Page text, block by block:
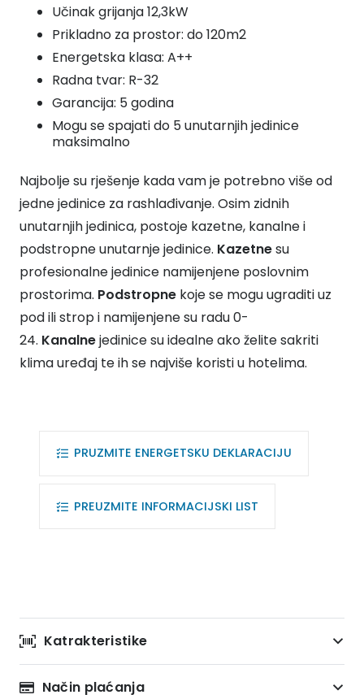
Učinak grijanja 12,3kW
Prikladno za prostor: do 120m2
Energetska klasa: A++
Radna tvar: R-32
Garancija: 5 godina
Mogu se spajati do 5 unutarnjih jedinice
maksimalno
Najbolje su rješenje kada vam je potrebno više od
jedne jedinice za rashlađivanje. Osim zidnih
unutarnjih jedinica, postoje kazetne, kanalne i
podstropne unutarnje jedinice. Kazetnesu
profesionalne jedinice namijenjene poslovnim
prostorima. Podstropne koje se mogu ugraditi uz
pod ili strop i namijenjene su radu 0-
24. Kanalnejedinice su idealne ako želite sakriti
klima uređaj te ih se najviše koristi u hotelima.
PRUZMITE ENERGETSKU DEKLARACIJU
PREUZMITE INFORMACIJSKI LIST
Katrakteristike
Način plaćanja